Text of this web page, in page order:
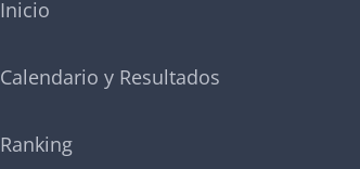
Inicio
Calendario y Resultados
Ranking